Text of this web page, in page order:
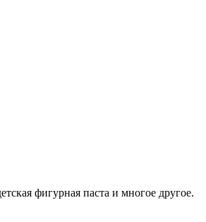
фигурная паста и многое другое.